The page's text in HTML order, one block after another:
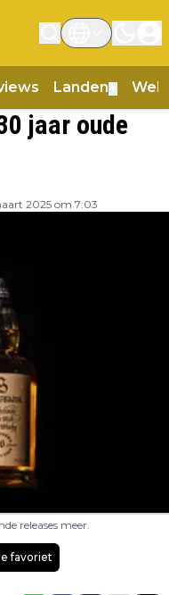
Landen
jaar oude
2025 om 7:03
releases meer.
favoriet